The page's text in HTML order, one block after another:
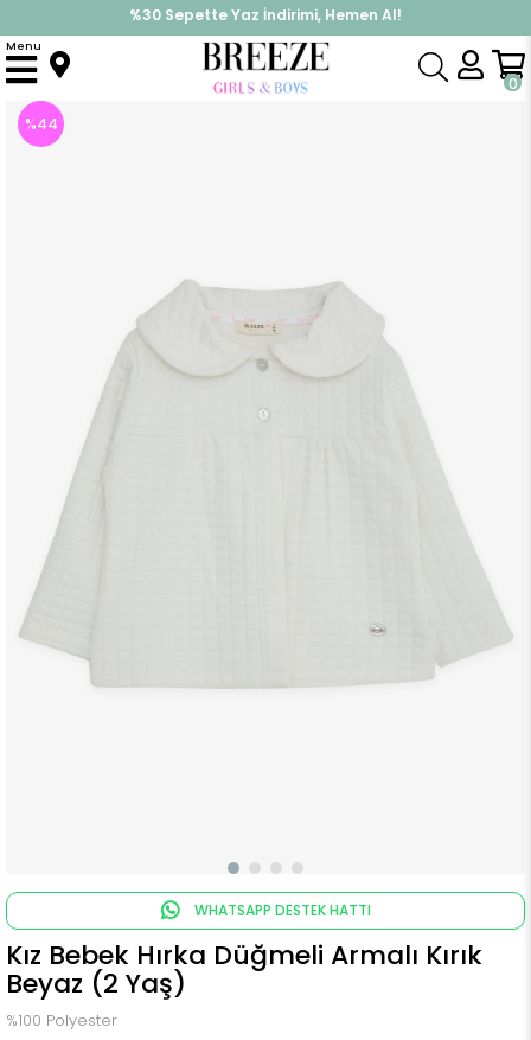
%30 Sepette Yaz İndirimi, Hemen Al!
İndirimlere ek %10 İndirimi Kap, Hemen Üye Ol!
0
Menu
Anasayfa Üst Giyim Hırka
%44
WHATSAPP DESTEK HATTI
Kız Bebek Hırka Düğmeli Armalı Kırık
Beyaz (2 Yaş)
%100 Polyester